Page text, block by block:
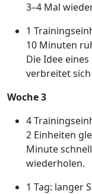
3–4 Mal
1
10 Minuten
Die Idee
verbreitet
Woche 3
4
2 Einheiten
Minute
wiederholen.
1 Tag: langer